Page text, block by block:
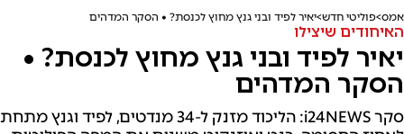
אמס פוליטי חדש יאיר לפיד ובני גנץ מחוץ לכנסת? • הסקר המדהים
האיחודים שיצילו
יאיר לפיד ובני גנץ מחוץ לכנסת? •
הסקר המדהים
סקר i24NEWS: הליכוד מזנק ל-34 מנדטים, לפיד וגנץ מתחת